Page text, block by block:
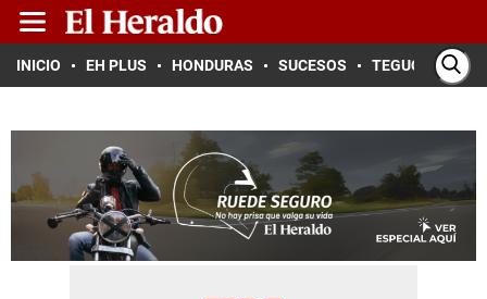
INICIO EH PLUS HONDURAS SUCESOS TEGUCIGALPA